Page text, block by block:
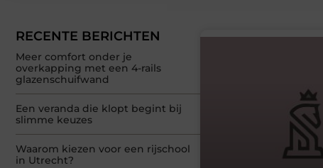
RECENTE BERICHTEN
Meer comfort onder je
overkapping met een 4-rails
glazenschuifwand
Een veranda die klopt begint bij
slimme keuzes
Waarom kiezen voor een rijschool
in Utrecht?